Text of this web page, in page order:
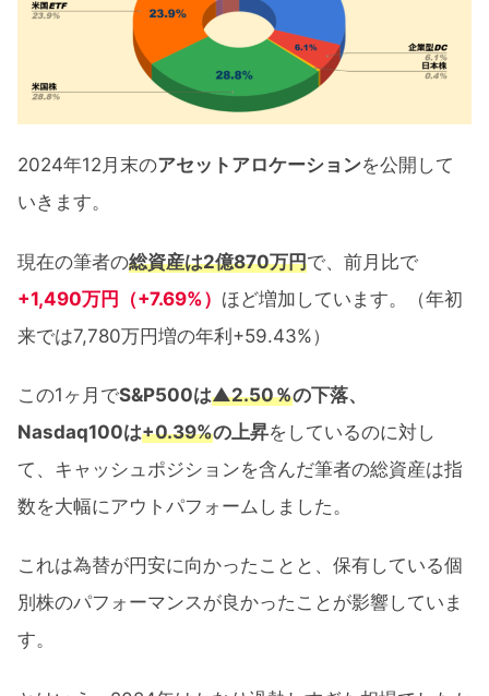
ポートフォリオ公開 まとめ
2024年12月末のアセットアロケーションを公開して
いきます。
現在の筆者の総資産は2億870万円で、前月比で
+1,490万円（+7.69%） ほど増加しています。（年初
来では7,780万円増の年利+59.43%）
この1ヶ月でS&P500は▲2.50％の下落、
Nasdaq100は+0.39%の上昇をしているのに対し
て、キャッシュポジションを含んだ筆者の総資産は指
数を大幅にアウトパフォームしました。
これは為替が円安に向かったことと、保有している個
別株のパフォーマンスが良かったことが影響していま
す。